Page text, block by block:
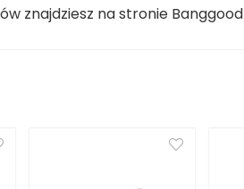
znajdziesz na stronie Banggood